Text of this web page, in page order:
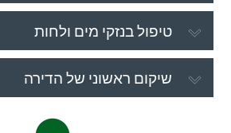
טיפול בנזקי מים ולחות
שיקום ראשוני של הדירה